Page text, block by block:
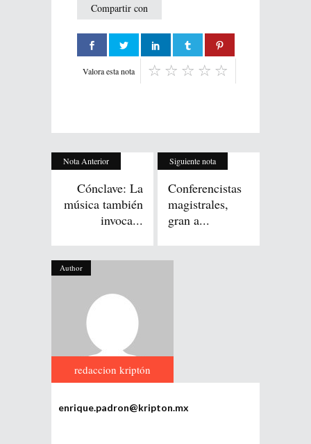
Compartir con
Valora esta nota
Nota Anterior
Cónclave: La
música también
invoca...
Siguiente nota
Conferencistas
magistrales,
gran a...
Author
redaccion kriptón
enrique.padron@kripton.mx